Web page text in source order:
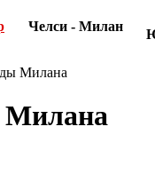
Челси - Милан
Милана
Милана